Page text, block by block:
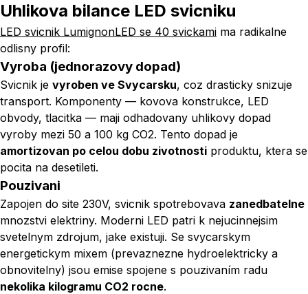
Uhlikova bilance LED svicniku
LED svicnik LumignonLED se 40 svickami ma radikalne
odlisny profil:
Vyroba (jednorazovy dopad)
Svicnik je vyroben ve Svycarsku, coz drasticky snizuje
transport. Komponenty — kovova konstrukce, LED
obvody, tlacitka — maji odhadovany uhlikovy dopad
vyroby mezi 50 a 100 kg CO2. Tento dopad je
amortizovan po celou dobu zivotnosti produktu, ktera se
pocita na desetileti.
Pouzivani
Zapojen do site 230V, svicnik spotrebovava zanedbatelne
mnozstvi elektriny. Moderni LED patri k nejucinnejsim
svetelnym zdrojum, jake existuji. Se svycarskym
energetickym mixem (prevaznezne hydroelektricky a
obnovitelny) jsou emise spojene s pouzivaním radu
nekolika kilogramu CO2 rocne.